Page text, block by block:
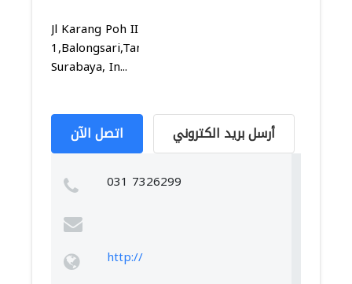
Jl Karang Poh II
1,Balongsari,Tandes,
Surabaya, In...
اتصل الآن أرسل بريد الكتروني
031 7326299
http://